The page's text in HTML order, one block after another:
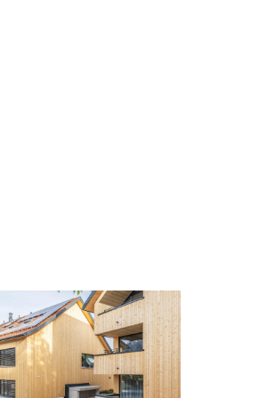
Exklusives Architektenhaus
im Herzen von Bregenz